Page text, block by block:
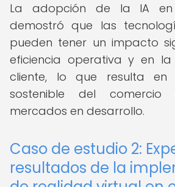
La adopción de la IA en
demostró que las
pueden tener un impacto
eficiencia operativa y en la
cliente, lo que resulta en
sostenible del comercio
mercados en desarrollo.
Caso de estudio 2:
resultados de la